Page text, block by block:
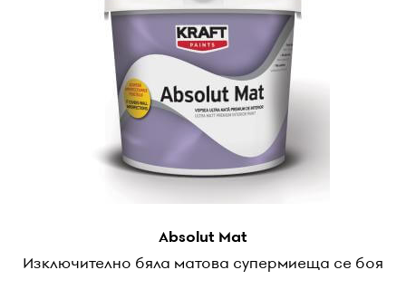
Absolut Mat
Изключително бяла матова супермиеща се боя